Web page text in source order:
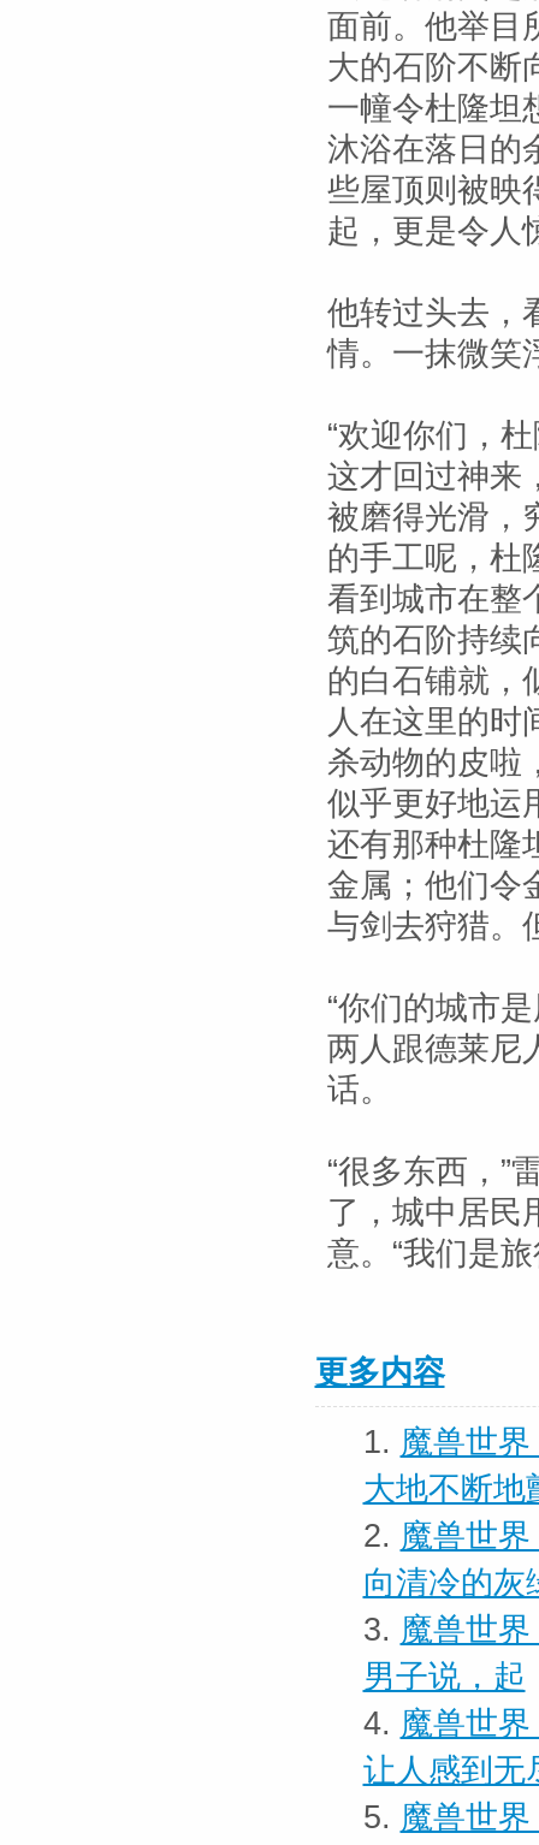
面前。他举目
大的石阶不断
一幢令杜隆坦
沐浴在落日的
些屋顶则被映
起，更是令人
他转过头去，
情。一抹微笑
“欢迎你们，
这才回过神来
被磨得光滑，
的手工呢，杜
看到城市在整
筑的石阶持续
的白石铺就，
人在这里的时
杀动物的皮啦
似乎更好地运
还有那种杜隆
金属；他们令
与剑去狩猎
“你们的城市
两人跟德莱尼
话。
“很多东西，”
了，城中居民
意。“我们是
更多内容
1. 魔兽世
大地不断地
2. 魔兽世
向清冷的灰
3. 魔兽世
男子说，起
4. 魔兽世
让人感到无
5. 魔兽世